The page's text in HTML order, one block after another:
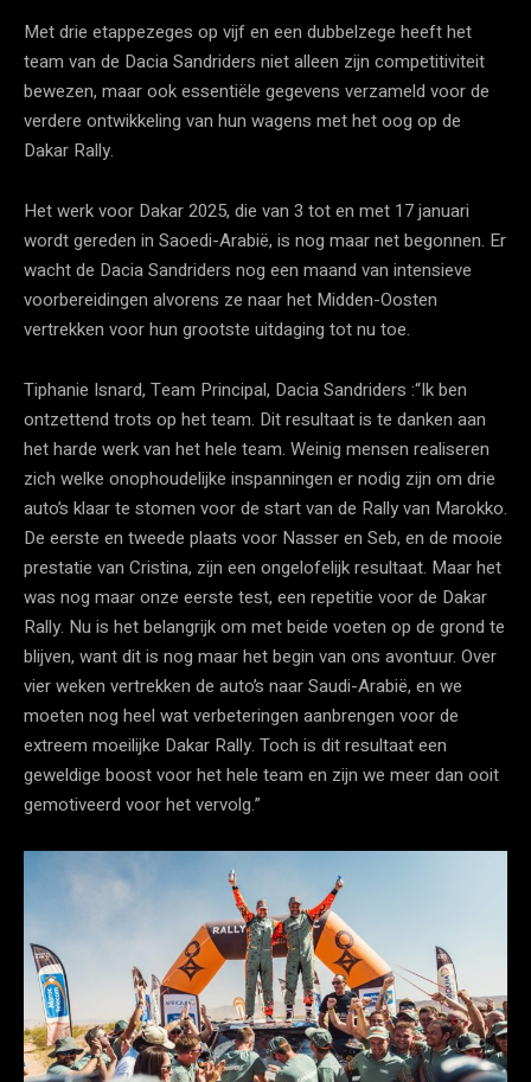
Met drie etappezeges op vijf en een dubbelzege heeft het
team van de Dacia Sandriders niet alleen zijn competitiviteit
bewezen, maar ook essentiële gegevens verzameld voor de
verdere ontwikkeling van hun wagens met het oog op de
Dakar Rally.
Het werk voor Dakar 2025, die van 3 tot en met 17 januari
wordt gereden in Saoedi-Arabië, is nog maar net begonnen. Er
wacht de Dacia Sandriders nog een maand van intensieve
voorbereidingen alvorens ze naar het Midden-Oosten
vertrekken voor hun grootste uitdaging tot nu toe.
Tiphanie Isnard, Team Principal, Dacia Sandriders :“Ik ben
ontzettend trots op het team. Dit resultaat is te danken aan
het harde werk van het hele team. Weinig mensen realiseren
zich welke onophoudelijke inspanningen er nodig zijn om drie
auto’s klaar te stomen voor de start van de Rally van Marokko.
De eerste en tweede plaats voor Nasser en Seb, en de mooie
prestatie van Cristina, zijn een ongelofelijk resultaat. Maar het
was nog maar onze eerste test, een repetitie voor de Dakar
Rally. Nu is het belangrijk om met beide voeten op de grond te
blijven, want dit is nog maar het begin van ons avontuur. Over
vier weken vertrekken de auto’s naar Saudi-Arabië, en we
moeten nog heel wat verbeteringen aanbrengen voor de
extreem moeilijke Dakar Rally. Toch is dit resultaat een
geweldige boost voor het hele team en zijn we meer dan ooit
gemotiveerd voor het vervolg.”